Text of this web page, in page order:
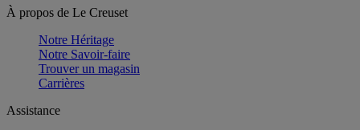
À propos de Le Creuset
Notre Héritage
Notre Savoir-faire
Trouver un magasin
Carrières
Assistance